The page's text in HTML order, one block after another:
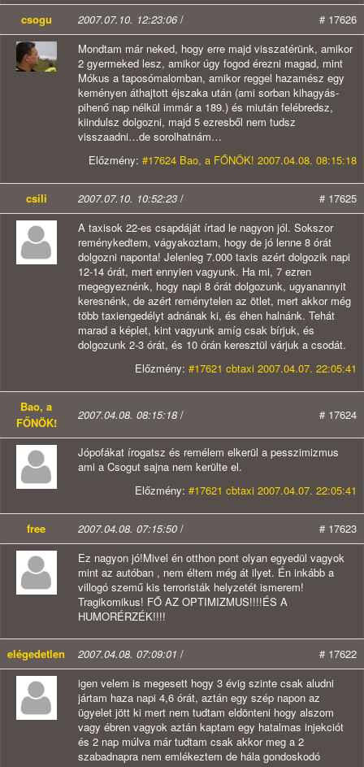
csogu 2007.07.10. 12:23:06/
# 17626
Mondtam már neked, hogy erre majd visszatérünk, amikor
2 gyermeked lesz, amikor úgy fogod érezni magad, mint
Mókus a taposómalomban, amikor reggel hazamész egy
keményen áthajtott éjszaka után (ami sorban kihagyás-
pihenő nap nélkül immár a 189.) és miután felébredsz,
kiindulsz dolgozni, majd 5 ezresből nem tudsz
visszaadni…de sorolhatnám…
Előzmény: #17624 Bao, a FŐNÖK! 2007.04.08. 08:15:18
csili 2007.07.10. 10:52:23 /
# 17625
A taxisok 22-es csapdáját írtad le nagyon jól. Sokszor
reménykedtem, vágyakoztam, hogy de jó lenne 8 órát
dolgozni naponta! Jelenleg 7.000 taxis azért dolgozik napi
12-14 órát, mert ennyien vagyunk. Ha mi, 7 ezren
megegyeznénk, hogy napi 8 órát dolgozunk, ugyanannyit
keresnénk, de azért reménytelen az ötlet, mert akkor még
több taxiengedélyt adnának ki, és éhen halnánk. Tehát
marad a képlet, kint vagyunk amíg csak bírjuk, és
dolgozunk 2-3 órát, és 10 órán keresztül várjuk a csodát.
Előzmény: #17621 cbtaxi 2007.04.07. 22:05:41
Bao, a
FŐNÖK!
2007.04.08. 08:15:18 / # 17624
Jópofákat írogatsz és remélem elkerül a pesszimizmus
ami a Csogut sajna nem kerülte el.
Előzmény: #17621 cbtaxi 2007.04.07. 22:05:41
free 2007.04.08. 07:15:50 /
# 17623
Ez nagyon jó!Mivel én otthon pont olyan egyedül vagyok
mint az autóban , nem éltem még át ilyet. Én inkább a
villogó szemű kis terroristák helyzetét ismerem!
Tragikomikus! FŐ AZ OPTIMIZMUS!!!!ÉS A
HUMORÉRZÉK!!!!
elégedetlen 2007.04.08. 07:09:01 /
# 17622
igen velem is megesett hogy 3 évig szinte csak aludni
jártam haza napi 4,6 órát, aztán egy szép napon az
ügyelet jött ki mert nem tudtam eldönteni hogy alszom
vagy ébren vagyok aztán kaptam egy hatalmas injekciót
és 2 nap múlva már tudtam csak akkor meg a 2
szabadnapra nem emlékeztem de hála gondoskodó